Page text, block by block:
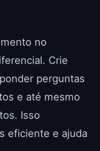
no
Crie
perguntas
e até mesmo
Isso
eficiente e ajuda